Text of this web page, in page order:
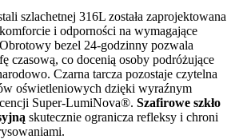
szlachetnej 316L została zaprojektowana
i odporności na wymagające
bezel 24-godzinny pozwala
czasową, co docenią osoby podróżujące
Czarna tarcza pozostaje czytelna
oświetleniowych dzięki wyraźnym
Super-LumiNova®. Szafirowe szkło
skutecznie ogranicza refleksy i chroni